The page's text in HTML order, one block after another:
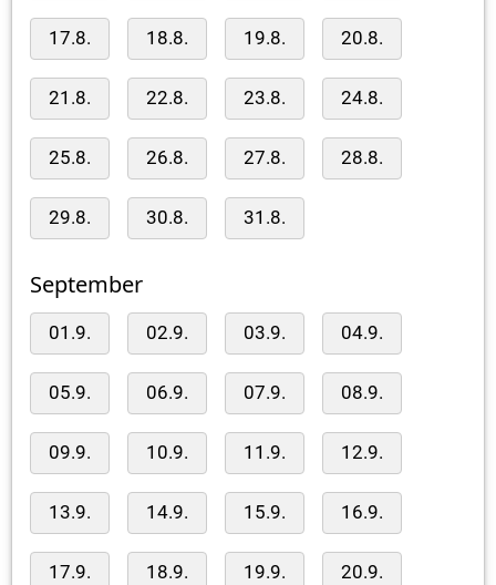
17.8. 18.8. 19.8. 20.8.
21.8. 22.8. 23.8. 24.8.
25.8. 26.8. 27.8. 28.8.
29.8. 30.8. 31.8.
September
01.9. 02.9. 03.9. 04.9.
05.9. 06.9. 07.9. 08.9.
09.9. 10.9. 11.9. 12.9.
13.9. 14.9. 15.9. 16.9.
17.9. 18.9. 19.9. 20.9.